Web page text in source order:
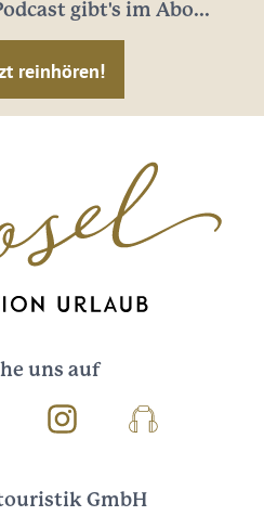
gibt's im Abo...
reinhören!
uns auf
InstagramPodcast
GmbH